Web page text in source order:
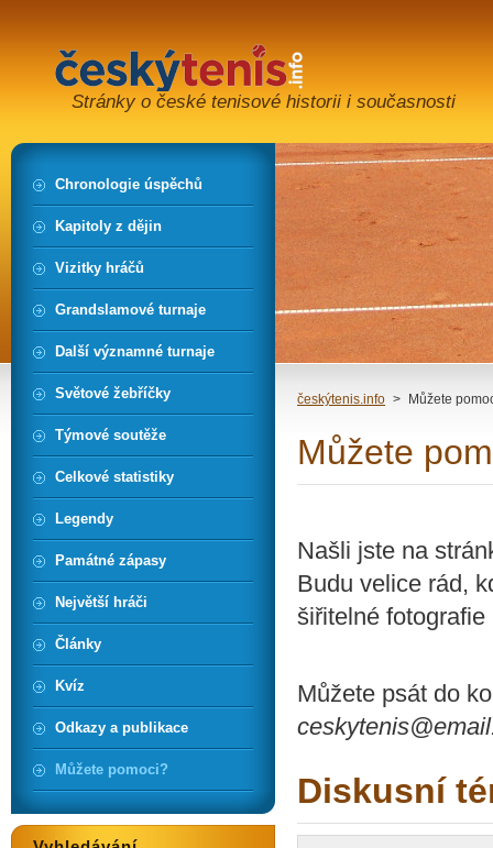
Stránky o české tenisové historii i současnosti
českýtenis.info > Můžete
Můžete
Našli jste na
Budu velice rád,
šiřitelné
Můžete psát do
Diskusní
Chronologie úspěchů
Kapitoly z dějin
Vizitky hráčů
Grandslamové turnaje
Další významné turnaje
Světové žebříčky
Týmové soutěže
Celkové statistiky
Legendy
Památné zápasy
Největší hráči
Články
Kvíz
Odkazy a publikace
Můžete pomoci?